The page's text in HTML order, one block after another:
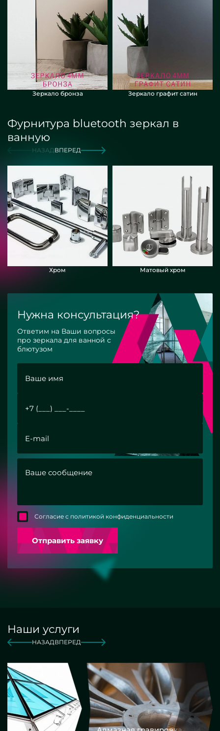
Зеркало бронза Зеркало графит сатин
Фурнитура bluetooth зеркал в
ванную
НАЗАДВПЕРЕД
Хром Матовый хром
Нужна консультация?
Ответим на Ваши вопросы
про зеркала для ванной с
блютузом
Согласие с политикой конфиденциальности
Отправить заявку
Наши услуги
НАЗАДВПЕРЕД